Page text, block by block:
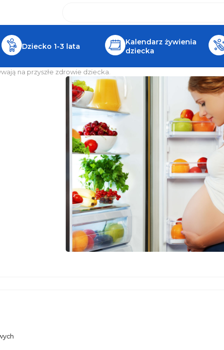
Dziecko 1-3 lata
Kalendarz żywienia
dziecka
na przyszłe zdrowie dziecka.